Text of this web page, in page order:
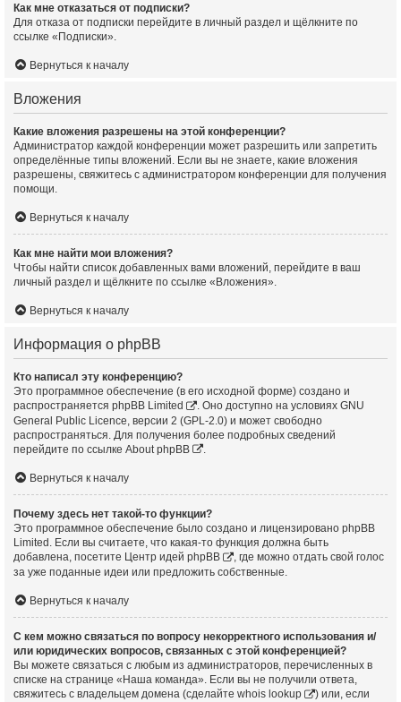
Как мне отказаться от подписки?
Для отказа от подписки перейдите в личный раздел и щёлкните по
ссылке «Подписки».
Вернуться к началу
Вложения
Какие вложения разрешены на этой конференции?
Администратор каждой конференции может разрешить или запретить
определённые типы вложений. Если вы не знаете, какие вложения
разрешены, свяжитесь с администратором конференции для получения
помощи.
Вернуться к началу
Как мне найти мои вложения?
Чтобы найти список добавленных вами вложений, перейдите в ваш
личный раздел и щёлкните по ссылке «Вложения».
Вернуться к началу
Информация о phpBB
Кто написал эту конференцию?
Это программное обеспечение (в его исходной форме) создано и
распространяется phpBB Limited
. Оно доступно на условиях GNU
General Public Licence, версии 2 (GPL-2.0) и может свободно
распространяться. Для получения более подробных сведений
перейдите по ссылке About phpBB
Вернуться к началу
Почему здесь нет такой-то функции?
Это программное обеспечение было создано и лицензировано phpBB
Limited. Если вы считаете, что какая-то функция должна быть
добавлена, посетите Центр идей phpBB
, где можно отдать свой голос
за уже поданные идеи или предложить собственные.
Вернуться к началу
С кем можно связаться по вопросу некорректного использования и/
или юридических вопросов, связанных с этой конференцией?
Вы можете связаться с любым из администраторов, перечисленных в
списке на странице «Наша команда». Если вы не получили ответа,
свяжитесь с владельцем домена (сделайте whois lookup
) или, если